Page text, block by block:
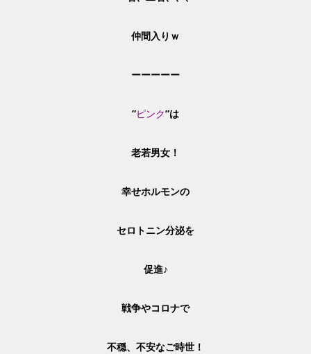
仲間入りｗ
ーーーーー
”ピンク”は
老若男女！
幸せホルモンの
セロトニン分泌を
促進♪
戦争やコロナで
不穏、不安なご時世！